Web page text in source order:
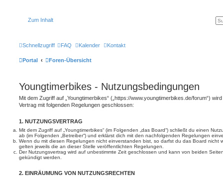
Zum Inhalt
Schnellzugriff FAQ Kalender Kontakt
Portal Foren-Übersicht
Youngtimerbikes - Nutzungsbedingungen
Mit dem Zugriff auf „Youngtimerbikes“ („https://www.youngtimerbikes.de/forum“)
Vertrag mit folgenden Regelungen geschlossen:
1. NUTZUNGSVERTRAG
Mit dem Zugriff auf „Youngtimerbikes“ (im Folgenden „das Board“) schließt du einen
ab (im Folgenden „Betreiber“) und erklärst dich mit den nachfolgenden Regelungen
Wenn du mit diesen Regelungen nicht einverstanden bist, so darfst du das Board nicht
gelten jeweils die an dieser Stelle veröffentlichten Regelungen.
Der Nutzungsvertrag wird auf unbestimmte Zeit geschlossen und kann von beiden
gekündigt werden.
2. EINRÄUMUNG VON NUTZUNGSRECHTEN